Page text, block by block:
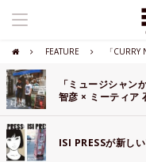
FEATURE 「
「ミュージシャン
智彦 × ミーティア
ISI PRESSが新し